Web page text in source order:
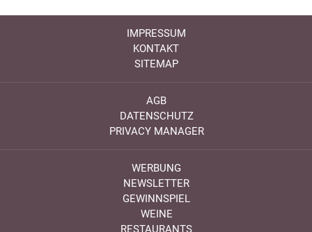
IMPRESSUM
KONTAKT
SITEMAP
AGB
DATENSCHUTZ
PRIVACY MANAGER
WERBUNG
NEWSLETTER
GEWINNSPIEL
WEINE
RESTAURANTS